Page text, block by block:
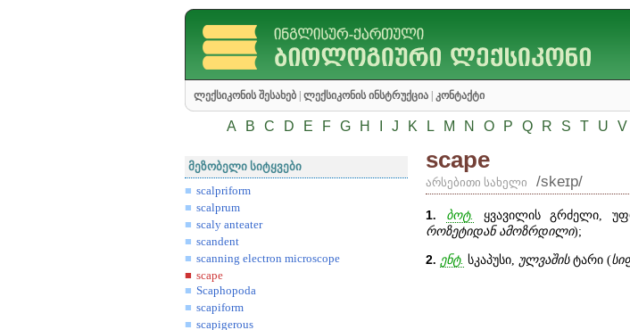
ლექსიკონის შესახებ ლექსიკონის ინსტრუქცია კონტაქტი
A B C D E F G H J K L M N O P Q R S T U V
მეზობელი სიტყვები
scalpriform
scalprum
scaly anteater
scandent
scanning electron microscope
scape
Scaphopoda
scapiform
scapigerous
scape
არსებითი სახელი /skeɪp/
1. ბოტ. ყვავილის გრძელი,
როზეტიდან ამოზრდილი);
2. ენტ. სკაპუსი, ულვაშისტარი (